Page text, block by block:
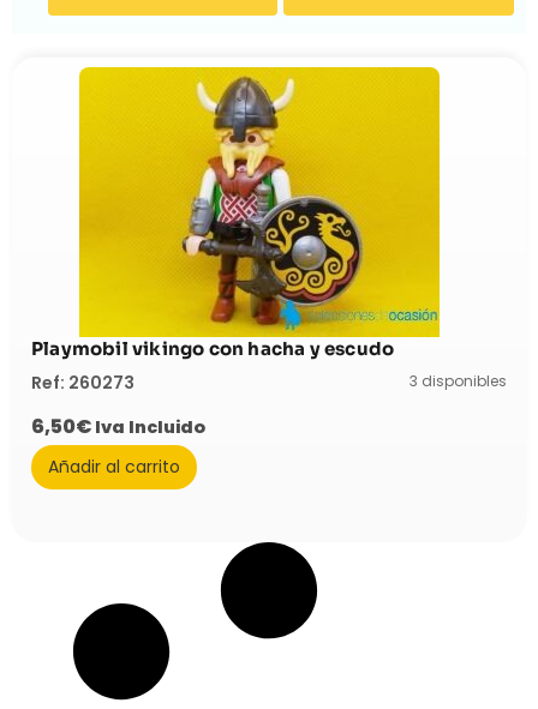
Playmobil vikingo con hacha y escudo
Ref: 260273 3 disponibles
6,50€ Iva Incluido
Añadir al carrito